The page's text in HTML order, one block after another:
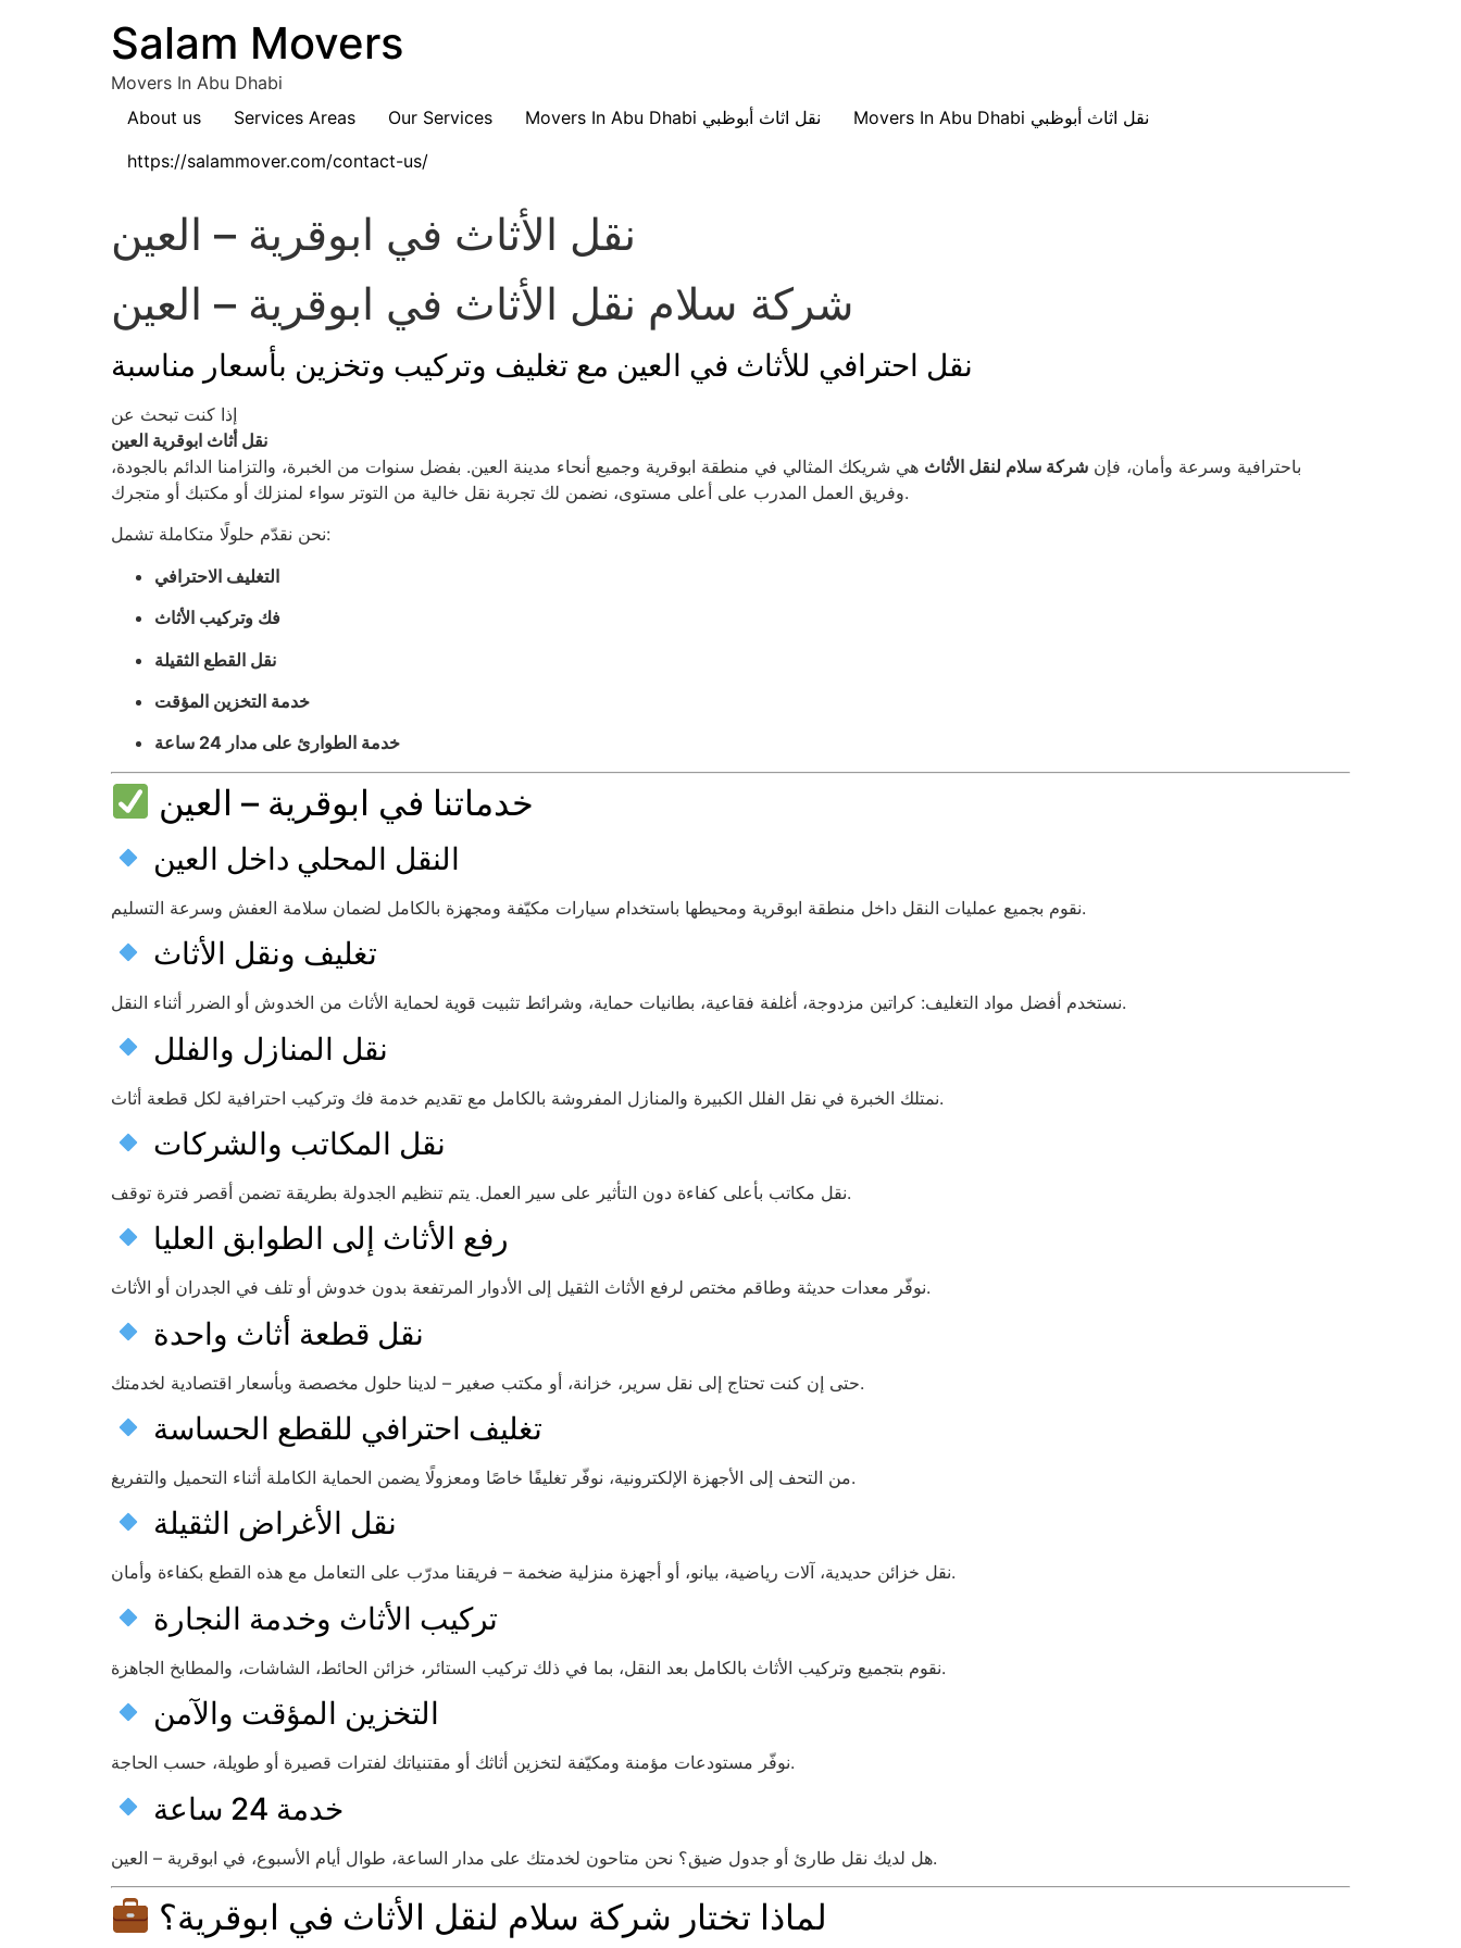
Salam Movers
Movers In Abu Dhabi
About us
Services Areas Our Services Movers In Abu Dhabi نقل اثاث أبوظبي
Movers In Abu Dhabi نقل اثاث أبوظبي
https://salammover.com/contact-us/
نقل الأثاث في ابوقرية – العين
شركة سلام نقل الأثاث في ابوقرية – العين
نقل احترافي للأثاث في العين مع تغليف وتركيب وتخزين بأسعار مناسبة
إذا كنت تبحث عن
نقل أثاث ابوقرية العين
باحترافية وسرعة وأمان، فإن شركة سلام لنقل الأثاث هي شريكك المثالي في منطقة ابوقرية وجميع أنحاء مدينة العين. بفضل سنوات من الخبرة، والتزامنا الدائم بالجودة،
وفريق العمل المدرب على أعلى مستوى، نضمن لك تجربة نقل خالية من التوتر سواء لمنزلك أو مكتبك أو متجرك.
نحن نقدّم حلولًا متكاملة تشمل:
التغليف الاحترافي
فك وتركيب الأثاث
نقل القطع الثقيلة
خدمة التخزين المؤقت
خدمة الطوارئ على مدار 24 ساعة
خدماتنا في ابوقرية – العين
النقل المحلي داخل العين
نقوم بجميع عمليات النقل داخل منطقة ابوقرية ومحيطها باستخدام سيارات مكيّفة ومجهزة بالكامل لضمان سلامة العفش وسرعة التسليم.
تغليف ونقل الأثاث
نستخدم أفضل مواد التغليف: كراتين مزدوجة، أغلفة فقاعية، بطانيات حماية، وشرائط تثبيت قوية لحماية الأثاث من الخدوش أو الضرر أثناء النقل.
نقل المنازل والفلل
نمتلك الخبرة في نقل الفلل الكبيرة والمنازل المفروشة بالكامل مع تقديم خدمة فك وتركيب احترافية لكل قطعة أثاث.
نقل المكاتب والشركات
نقل مكاتب بأعلى كفاءة دون التأثير على سير العمل. يتم تنظيم الجدولة بطريقة تضمن أقصر فترة توقف.
رفع الأثاث إلى الطوابق العليا
نوفّر معدات حديثة وطاقم مختص لرفع الأثاث الثقيل إلى الأدوار المرتفعة بدون خدوش أو تلف في الجدران أو الأثاث.
نقل قطعة أثاث واحدة
حتى إن كنت تحتاج إلى نقل سرير، خزانة، أو مكتب صغير – لدينا حلول مخصصة وبأسعار اقتصادية لخدمتك.
تغليف احترافي للقطع الحساسة
من التحف إلى الأجهزة الإلكترونية، نوفّر تغليفًا خاصًا ومعزولًا يضمن الحماية الكاملة أثناء التحميل والتفريغ.
نقل الأغراض الثقيلة
نقل خزائن حديدية، آلات رياضية، بيانو، أو أجهزة منزلية ضخمة – فريقنا مدرّب على التعامل مع هذه القطع بكفاءة وأمان.
تركيب الأثاث وخدمة النجارة
نقوم بتجميع وتركيب الأثاث بالكامل بعد النقل، بما في ذلك تركيب الستائر، خزائن الحائط، الشاشات، والمطابخ الجاهزة.
التخزين المؤقت والآمن
نوفّر مستودعات مؤمنة ومكيّفة لتخزين أثاثك أو مقتنياتك لفترات قصيرة أو طويلة، حسب الحاجة.
خدمة 24 ساعة
هل لديك نقل طارئ أو جدول ضيق؟ نحن متاحون لخدمتك على مدار الساعة، طوال أيام الأسبوع، في ابوقرية – العين.
لماذا تختار شركة سلام لنقل الأثاث في ابوقرية؟